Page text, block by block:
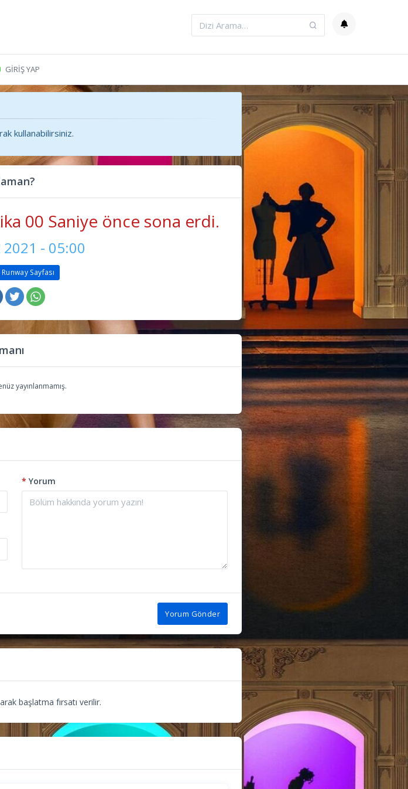
GIRIŞ YAP
kullanabilirsiniz.
02 Saniye önce sona erdi.
2021 - 05:00
Sayfası
yayınlanmamış.
* Yorum
Yorum Gönder
başlatma fırsatı verilir.